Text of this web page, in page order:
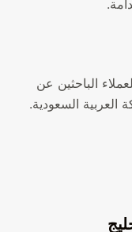
الباحثين عن
السعودية.